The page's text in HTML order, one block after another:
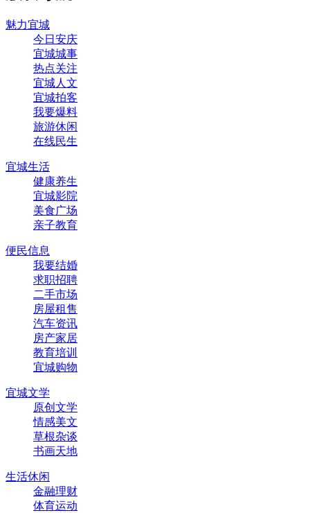
魅力宜城
今日安庆
宜城城事
热点关注
宜城人文
宜城拍客
我要爆料
旅游休闲
在线民生
宜城生活
健康养生
宜城影院
美食广场
亲子教育
便民信息
我要结婚
求职招聘
二手市场
房屋租售
汽车资讯
房产家居
教育培训
宜城购物
宜城文学
原创文学
情感美文
草根杂谈
书画天地
生活休闲
金融理财
体育运动